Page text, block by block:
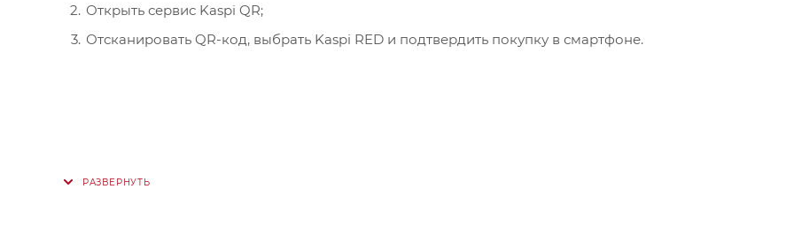
Открыть сервис Kaspi QR;
Отсканировать QR-код, выбрать Kaspi RED и подтвердить покупку в смартфоне.